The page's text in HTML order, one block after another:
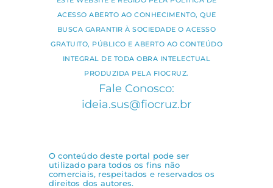
ACESSO ABERTO AO CONHECIMENTO, QUE
BUSCA GARANTIR À SOCIEDADE O ACESSO
GRATUITO, PÚBLICO E ABERTO AO CONTEÚDO
INTEGRAL DE TODA OBRA INTELECTUAL
PRODUZIDA PELA FIOCRUZ.
Fale Conosco:
ideia.sus@fiocruz.br
O conteúdo deste portal pode ser
utilizado para todos os fins não
comerciais, respeitados e reservados os
direitos dos autores.